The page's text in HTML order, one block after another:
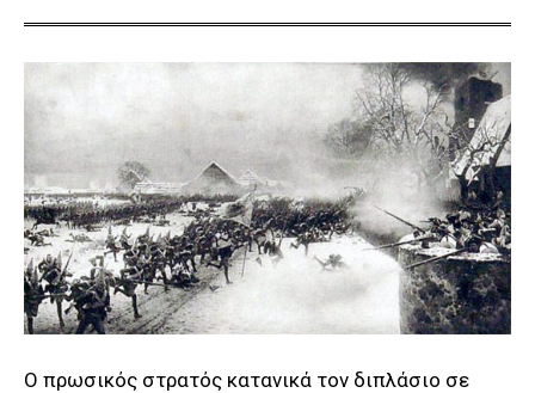
Ο πρωσικός στρατός κατανικά τον διπλάσιο σε